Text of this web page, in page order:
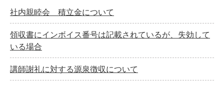
社内親睦会 積立金について
領収書にインボイス番号は記載されているが、失効して
いる場合
講師謝礼に対する源泉徴収について